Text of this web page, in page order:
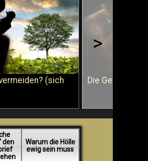
(sich
Die Geißelung
>
den
Warum die Hölle
ewig sein muss